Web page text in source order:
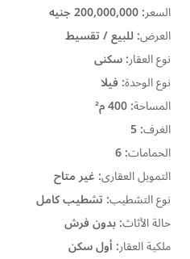
السعر:200,000,000 جنيه
العرض:للبيع / تقسيط
نوع العقار:سكنى
نوع الوحدة:فيلا
المساحة:400 م²
الغرف:
5
الحمامات:
6
التمويل العقارى: غير متاح
نوع التشطيب:تشطيب كامل
حالة الأثاث:بدون فرش
ملكية العقار: أول سكن